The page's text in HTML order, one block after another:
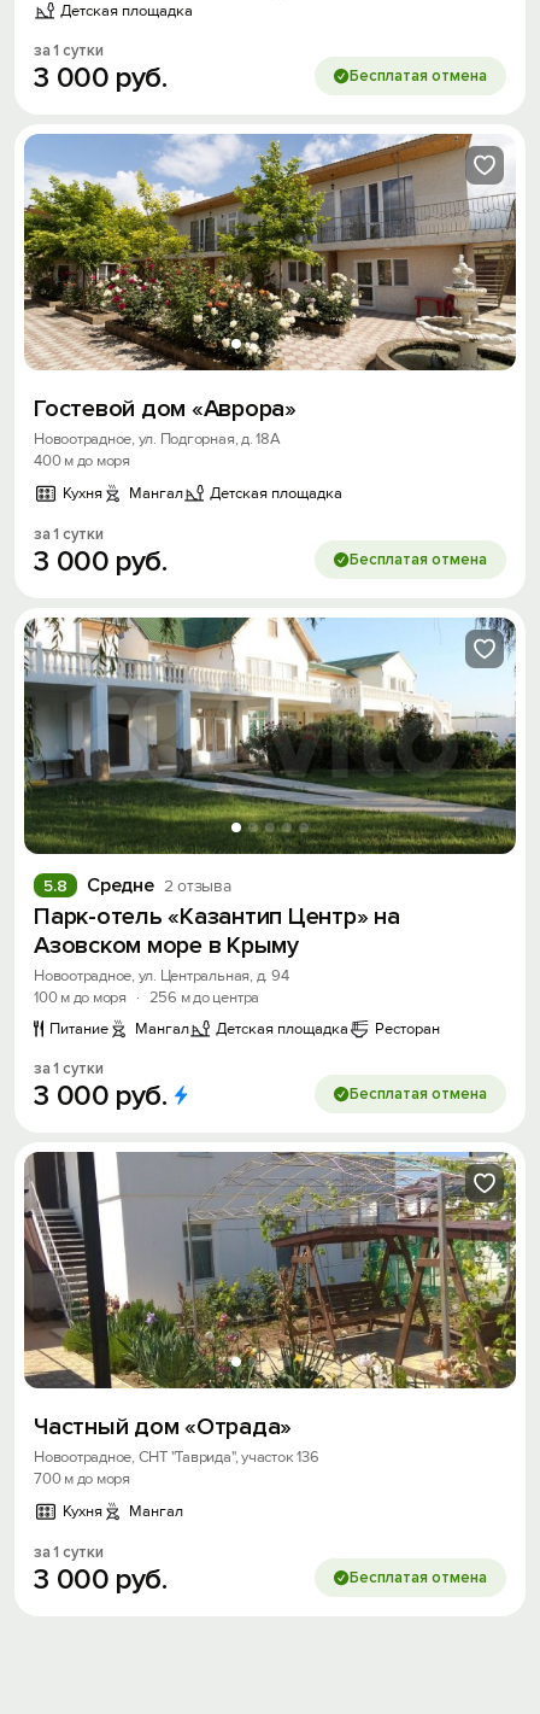
Детская площадка
за 1 сутки
3 000 руб. Бесплатая отмена
Гостевой дом «Аврора»
Новоотрадное, ул. Подгорная, д. 18А
400 м до моря
Кухня
Мангал Детская площадка
за 1 сутки
3 000 руб. Бесплатая отмена
Средне 2 отзыва
5.8
Парк-отель «Казантип Центр» на
Азовском море в Крыму
Новоотрадное, ул. Центральная, д. 94
100 м до моря
· 256 м до центра
Питание
Мангал Детская площадка Ресторан
за 1 сутки
3 000 руб. Бесплатая отмена
Частный дом «Отрада»
Новоотрадное, СНТ "Таврида", участок 136
700 м до моря
Кухня
Мангал
за 1 сутки
3 000 руб. Бесплатая отмена
Скидка −5%
Хочешь дешевле? Оставь почту и получи
промокод на первое бронирование!
Получить промокод
Вход на сайт
Войти илиЗарегистрироваться
Войти с помощью